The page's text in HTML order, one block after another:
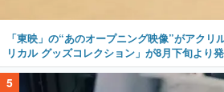
「東映」の“あのオープニング映像”がアクリ
リカル グッズコレクション」が8月下旬より
5